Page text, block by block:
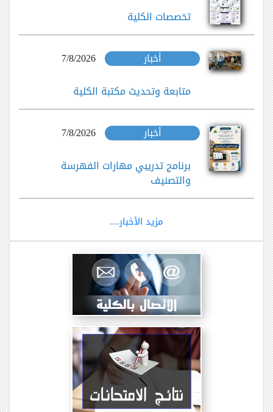
تخصصات الكلية
أخبار
7/8/2026
متابعة وتحديث مكتبة الكلية
أخبار
7/8/2026
برنامج تدريبي مهارات الفهرسة
والتصنيف
مزيد الأخبار....